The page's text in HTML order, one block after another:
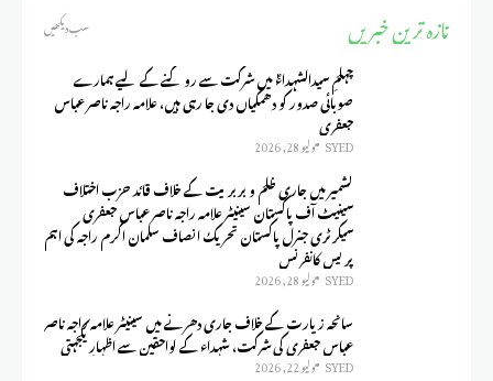
تازہ ترین خبریں سب دیکھیں
چہلمِ سیدالشہداءؑ میں شرکت سے روکنے کے لیے ہمارے
صوبائی صدور کو دھمکیاں دی جا رہی ہیں، علامہ راجہ ناصر عباس
جعفری
SYED يوليو 28, 2026
کشمیر میں جاری ظلم و بربریت کے خلاف قائد حزب اختلاف
سینیٹ آف پاکستان سینیٹر علامہ راجہ ناصر عباس جعفری
سیکرٹری جنرل پاکستان تحریک انصاف سلمان اکرم راجہ کی اہم
پریس کانفرنس
SYED يوليو 28, 2026
سانحہ زیارت کے خلاف جاری دھرنے میں سینیٹر علامہ راجہ ناصر
عباس جعفری کی شرکت، شہداء کے لواحقین سے اظہارِ یکجہتی
SYED يوليو 22, 2026